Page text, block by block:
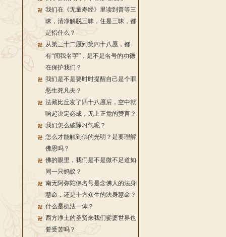
我们在《无量寿经》里读到普等三
昧，清净解脱三昧，住是三昧，都
是指什么？
从第三十二愿到第四十八愿，都
有“闻我名字”，是不是名号的功德
在保护我们？
我们是不是要时时提醒自己是个罪
恶生死凡夫？
法藏比丘发了四十八愿后，空中就
响起决定必成，无上正觉的赞言？
我们怎么破除习气呢？
怎么才能触到佛的光明？是要理解
佛恩吗？
佛的眼里，我们是不是微不足道如
同一只蚂蚁？
南无阿弥陀佛名号是念佛人的法身
慧命，还是十方众生的法身慧命？
什么是机法一体？
西方净土的圣贤来我们娑婆世界也
要受苦吗？